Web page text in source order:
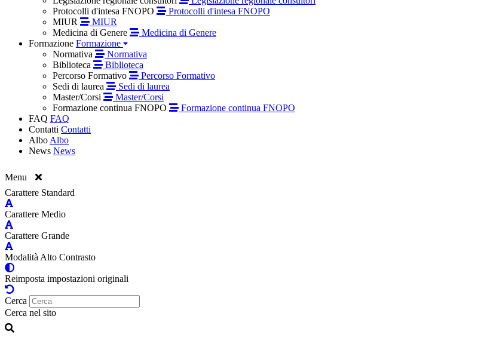
Protocolli d'intesa FNOPO
Protocolli d'intesa FNOPO
MIUR
MIUR
Medicina di Genere
Medicina di Genere
Formazione Formazione
Normativa
Normativa
Biblioteca
Biblioteca
Percorso Formativo
Percorso Formativo
Sedi di laurea
Sedi di laurea
Master/Corsi
Master/Corsi
Formazione continua FNOPO
Formazione continua FNOPO
FAQ FAQ
Contatti Contatti
Albo Albo
News News
Menu
Carattere Standard
Carattere Medio
Carattere Grande
Modalità Alto Contrasto
Reimposta impostazioni originali
Cerca
Cerca nel sito